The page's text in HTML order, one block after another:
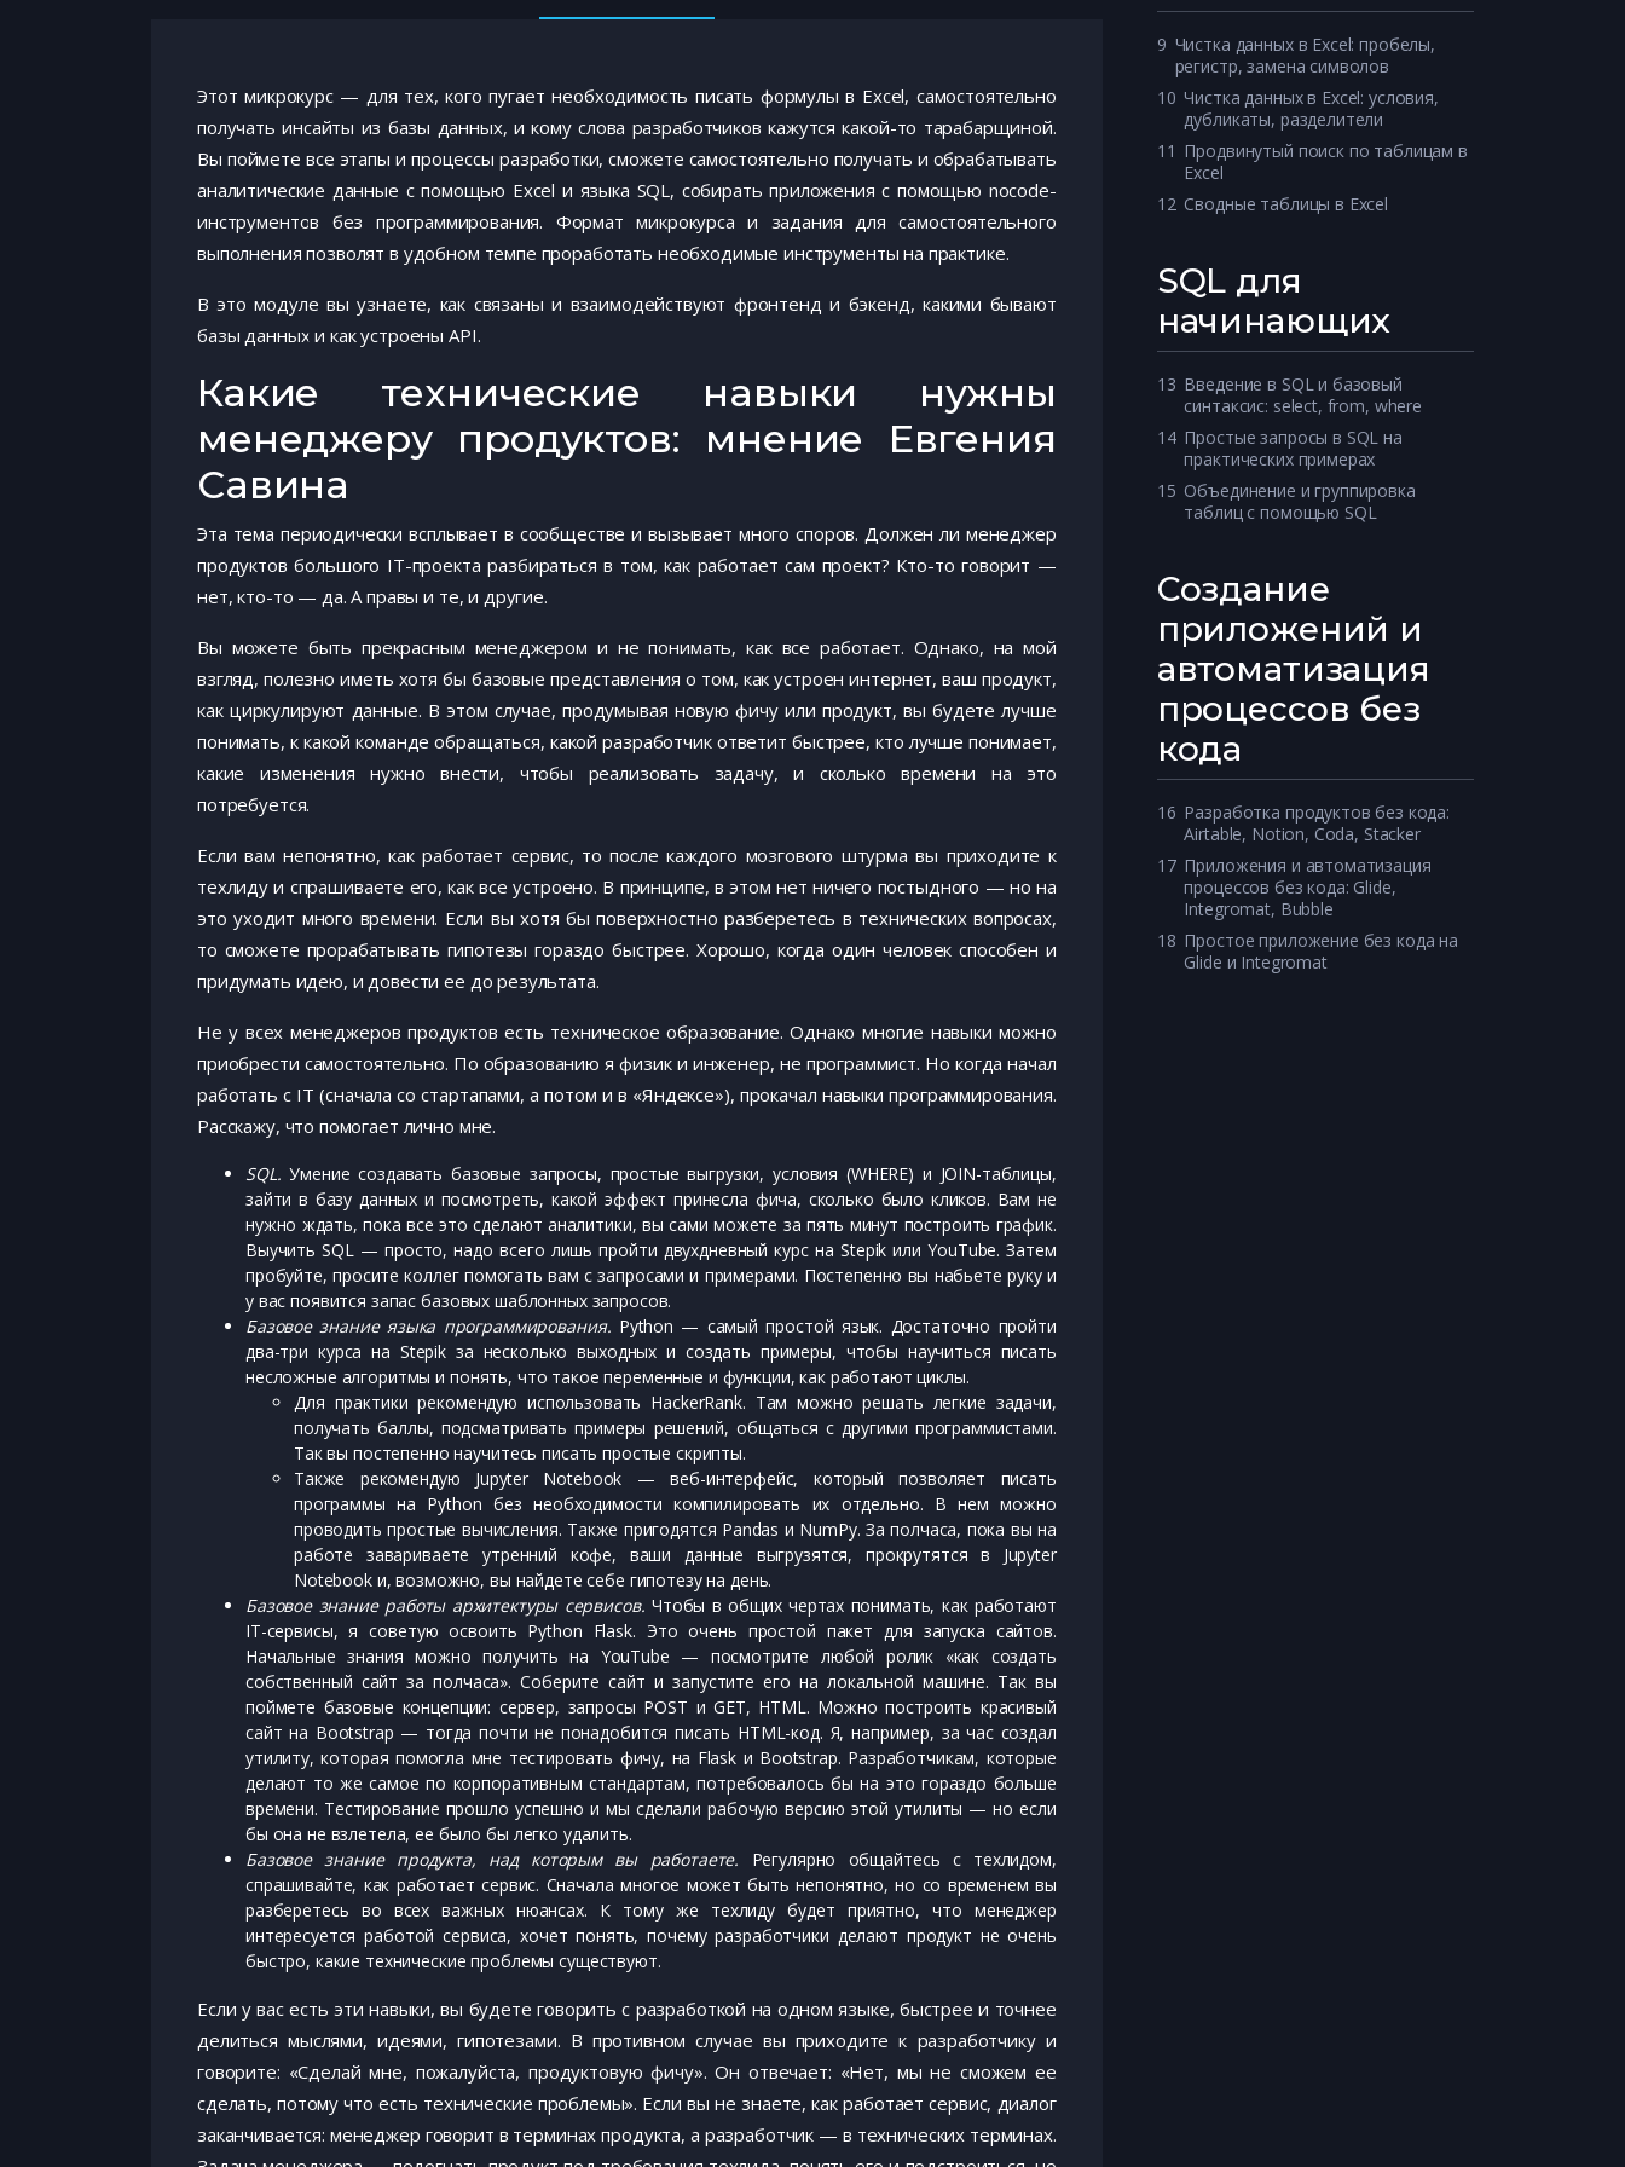
Этот микрокурс — для тех, кого пугает необходимость писать формулы в Excel, самостоятельно
получать инсайты из базы данных, и кому слова разработчиков кажутся какой-то тарабарщиной.
Вы поймете все этапы и процессы разработки, сможете самостоятельно получать и обрабатывать
аналитические данные с помощью Excel и языка SQL, собирать приложения с помощью nocode-
инструментов без программирования. Формат микрокурса и задания для самостоятельного
выполнения позволят в удобном темпе проработать необходимые инструменты на практике.
В это модуле вы узнаете, как связаны и взаимодействуют фронтенд и бэкенд, какими бывают
базы данных и как устроены API.
Какие технические навыки нужны
менеджеру продуктов: мнение Евгения
Савина
Эта тема периодически всплывает в сообществе и вызывает много споров. Должен ли менеджер
продуктов большого IT-проекта разбираться в том, как работает сам проект? Кто-то говорит —
нет, кто-то — да. А правы и те, и другие.
Вы можете быть прекрасным менеджером и не понимать, как все работает. Однако, на мой
взгляд, полезно иметь хотя бы базовые представления о том, как устроен интернет, ваш продукт,
как циркулируют данные. В этом случае, продумывая новую фичу или продукт, вы будете лучше
понимать, к какой команде обращаться, какой разработчик ответит быстрее, кто лучше понимает,
какие изменения нужно внести, чтобы реализовать задачу, и сколько времени на это
потребуется.
Если вам непонятно, как работает сервис, то после каждого мозгового штурма вы приходите к
техлиду и спрашиваете его, как все устроено. В принципе, в этом нет ничего постыдного — но на
это уходит много времени. Если вы хотя бы поверхностно разберетесь в технических вопросах,
то сможете прорабатывать гипотезы гораздо быстрее. Хорошо, когда один человек способен и
придумать идею, и довести ее до результата.
Не у всех менеджеров продуктов есть техническое образование. Однако многие навыки можно
приобрести самостоятельно. По образованию я физик и инженер, не программист. Но когда начал
работать с IT (сначала со стартапами, а потом и в «Яндексе»), прокачал навыки программирования.
Расскажу, что помогает лично мне.
SQL.Умение создавать базовые запросы, простые выгрузки, условия (WHERE) и JOIN-таблицы,
зайти в базу данных и посмотреть, какой эффект принесла фича, сколько было кликов. Вам не
нужно ждать, пока все это сделают аналитики, вы сами можете за пять минут построить график.
Выучить SQL — просто, надо всего лишь пройти двухдневный курс на Stepik или YouTube. Затем
пробуйте, просите коллег помогать вам с запросами и примерами. Постепенно вы набьете руку и
у вас появится запас базовых шаблонных запросов.
Базовое знание языка программирования. Python — самый простой язык. Достаточно пройти
два-три курса на Stepik за несколько выходных и создать примеры, чтобы научиться писать
несложные алгоритмы и понять, что такое переменные и функции, как работают циклы.
Для практики рекомендую использовать HackerRank. Там можно решать легкие задачи,
получать баллы, подсматривать примеры решений, общаться с другими программистами.
Так вы постепенно научитесь писать простые скрипты.
Также рекомендую Jupyter Notebook — веб-интерфейс, который позволяет писать
программы на Python без необходимости компилировать их отдельно. В нем можно
проводить простые вычисления. Также пригодятся Pandas и NumPy. За полчаса, пока вы на
работе завариваете утренний кофе, ваши данные выгрузятся, прокрутятся в Jupyter
Notebook и, возможно, вы найдете себе гипотезу на день.
Базовое знание работы архитектуры сервисов. Чтобы в общих чертах понимать, как работают
IT-сервисы, я советую освоить Python Flask. Это очень простой пакет для запуска сайтов.
Начальные знания можно получить на YouTube — посмотрите любой ролик «как создать
собственный сайт за полчаса». Соберите сайт и запустите его на локальной машине. Так вы
поймете базовые концепции: сервер, запросы POST и GET, HTML. Можно построить красивый
сайт на Bootstrap — тогда почти не понадобится писать HTML-код. Я, например, за час создал
утилиту, которая помогла мне тестировать фичу, на Flask и Bootstrap. Разработчикам, которые
делают то же самое по корпоративным стандартам, потребовалось бы на это гораздо больше
времени. Тестирование прошло успешно и мы сделали рабочую версию этой утилиты — но если
бы она не взлетела, ее было бы легко удалить.
Базовое знание продукта, над которым вы работаете. Регулярно общайтесь с техлидом,
спрашивайте, как работает сервис. Сначала многое может быть непонятно, но со временем вы
разберетесь во всех важных нюансах. К тому же техлиду будет приятно, что менеджер
интересуется работой сервиса, хочет понять, почему разработчики делают продукт не очень
быстро, какие технические проблемы существуют.
Если у вас есть эти навыки, вы будете говорить с разработкой на одном языке, быстрее и точнее
делиться мыслями, идеями, гипотезами. В противном случае вы приходите к разработчику и
говорите: «Сделай мне, пожалуйста, продуктовую фичу». Он отвечает: «Нет, мы не сможем ее
сделать, потому что есть технические проблемы». Если вы не знаете, как работает сервис, диалог
заканчивается: менеджер говорит в терминах продукта, а разработчик — в технических терминах.
9 Чистка данных в Excel: пробелы,
регистр, замена символов
10 Чистка данных в Excel: условия,
дубликаты, разделители
11 Продвинутый поиск по таблицам в
Excel
12 Сводные таблицы в Excel
SQL для
начинающих
13 Введение в SQL и базовый
синтаксис: select, from, where
14 Простые запросы в SQL на
практических примерах
15 Объединение и группировка
таблиц с помощью SQL
Создание
приложений и
автоматизация
процессов без
кода
16 Разработка продуктов без кода:
Airtable, Notion, Coda, Stacker
17 Приложения и автоматизация
процессов без кода: Glide,
Integromat, Bubble
18 Простое приложение без кода на
Glide и Integromat